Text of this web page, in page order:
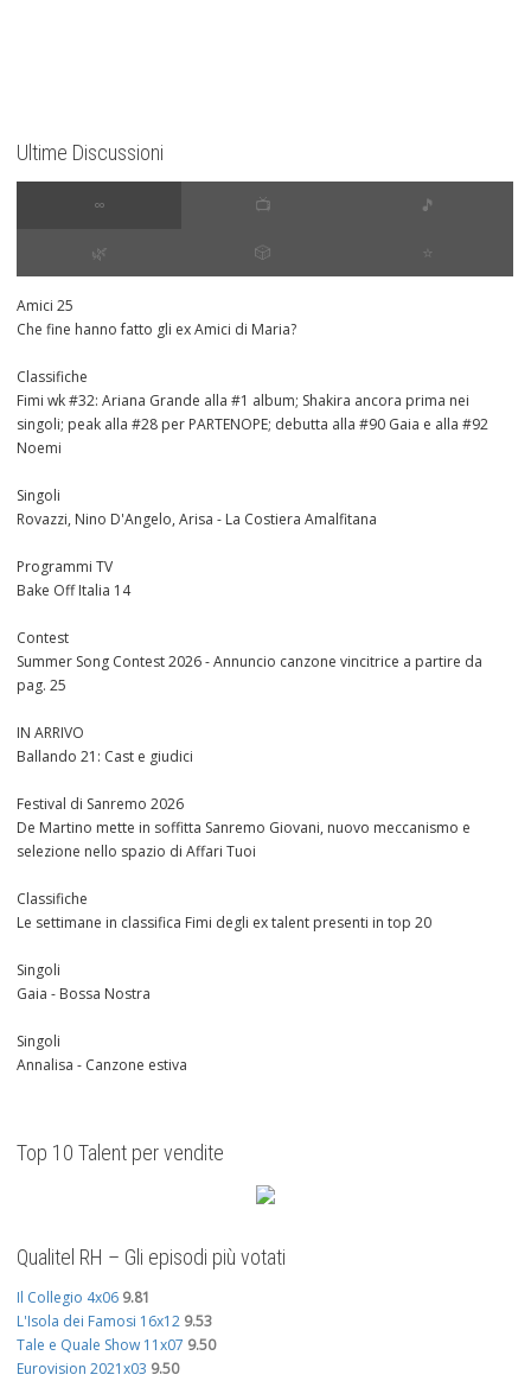
Ultime Discussioni
∞ 📺 🎵
🌿 🎲 ⭐️
Amici 25
Che fine hanno fatto gli ex Amici di Maria?
Classifiche
Fimi wk #32: Ariana Grande alla #1 album; Shakira ancora prima nei
singoli; peak alla #28 per PARTENOPE; debutta alla #90 Gaia e alla #92
Noemi
Singoli
Rovazzi, Nino D'Angelo, Arisa - La Costiera Amalfitana
Programmi TV
Bake Off Italia 14
Contest
Summer Song Contest 2026 - Annuncio canzone vincitrice a partire da
pag. 25
IN ARRIVO
Ballando 21: Cast e giudici
Festival di Sanremo 2026
De Martino mette in soffitta Sanremo Giovani, nuovo meccanismo e
selezione nello spazio di Affari Tuoi
Classifiche
Le settimane in classifica Fimi degli ex talent presenti in top 20
Singoli
Gaia - Bossa Nostra
Singoli
Annalisa - Canzone estiva
Top 10 Talent per vendite
Qualitel RH – Gli episodi più votati
Il Collegio 4x06 9.81
L'Isola dei Famosi 16x12 9.53
Tale e Quale Show 11x07 9.50
Eurovision 2021x03 9.50